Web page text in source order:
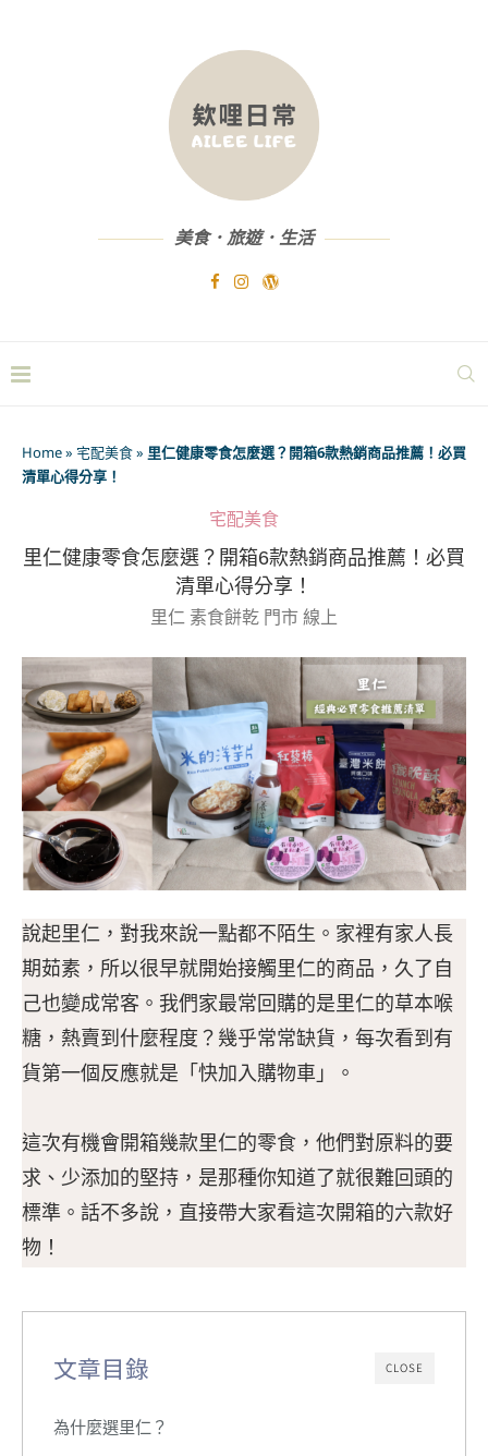
美食．旅遊．生活
Home» 宅配美食» 里仁健康零食怎麼選？開箱6款熱銷商品推薦！必買
清單心得分享！
宅配美食
里仁健康零食怎麼選？開箱6款熱銷商品推薦！必買
清單心得分享！
里仁 素食餅乾 門市 線上
說起里仁，對我來說一點都不陌生。家裡有家人長
期茹素，所以很早就開始接觸里仁的商品，久了自
己也變成常客。我們家最常回購的是里仁的草本喉
糖，熱賣到什麼程度？幾乎常常缺貨，每次看到有
貨第一個反應就是「快加入購物車」。
這次有機會開箱幾款里仁的零食，他們對原料的要
求、少添加的堅持，是那種你知道了就很難回頭的
標準。話不多說，直接帶大家看這次開箱的六款好
物！
CLOSE
文章目錄
為什麼選里仁？